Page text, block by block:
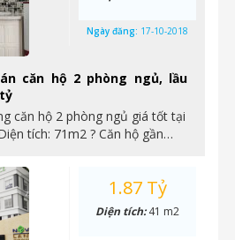
căn hộ 2 phòng ngủ, lầu
căn hộ 2 phòng ngủ giá tốt tại
tích: 71m2 ? Căn hộ gần…
Ngày đăng: 17-10-2018
1.87 Tỷ
Diện tích:41 m2